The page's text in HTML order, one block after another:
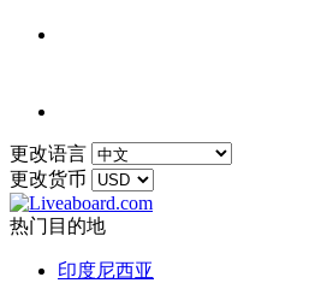
更改语言
更改货币
热门目的地
印度尼西亚